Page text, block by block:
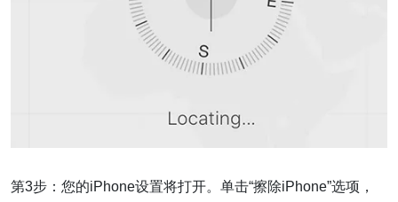
第3步：您的iPhone设置将打开。单击“擦除iPhone”选项，